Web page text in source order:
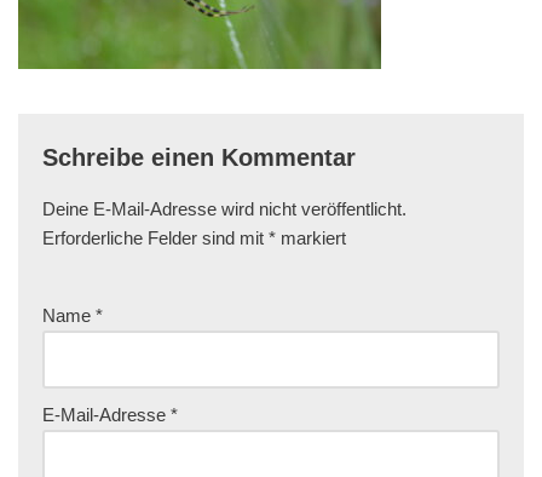
Schreibe einen Kommentar
Deine E-Mail-Adresse wird nicht veröffentlicht.
Erforderliche Felder sind mit * markiert
Name *
E-Mail-Adresse *